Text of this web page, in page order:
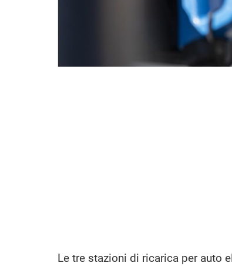
Le tre stazioni di ricarica per auto